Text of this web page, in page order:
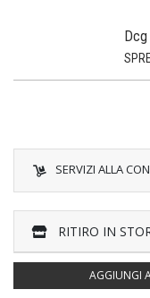
SERVIZI ALLA
RITIRO IN
AGGIUNGI